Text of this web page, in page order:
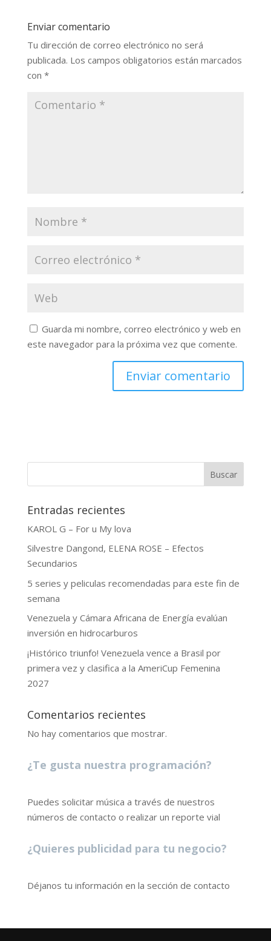
Enviar comentario
Tu dirección de correo electrónico no será
publicada. Los campos obligatorios están marcados
con *
Guarda mi nombre, correo electrónico y web en
este navegador para la próxima vez que comente.
Buscar
Entradas recientes
KAROL G – For u My lova
Silvestre Dangond, ELENA ROSE – Efectos
Secundarios
5 series y peliculas recomendadas para este fin de
semana
Venezuela y Cámara Africana de Energía evalúan
inversión en hidrocarburos
¡Histórico triunfo! Venezuela vence a Brasil por
primera vez y clasifica a la AmeriCup Femenina
2027
Comentarios recientes
No hay comentarios que mostrar.
¿Te gusta nuestra programación?
Puedes solicitar música a través de nuestros
números de contacto o realizar un reporte vial
¿Quieres publicidad para tu negocio?
Déjanos tu información en la sección de contacto